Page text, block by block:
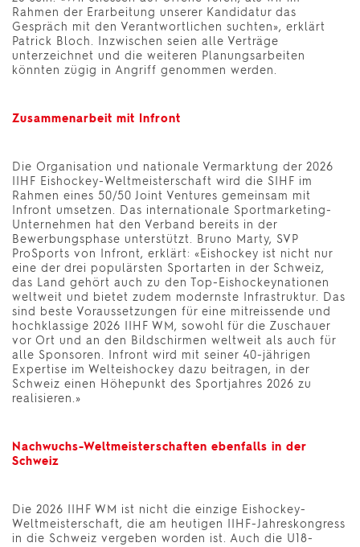
Rahmen der Erarbeitung unserer Kandidatur das
Gespräch mit den Verantwortlichen suchten», erklärt
Patrick Bloch. Inzwischen seien alle Verträge
unterzeichnet und die weiteren Planungsarbeiten
könnten zügig in Angriff genommen werden.
Zusammenarbeit mit Infront
Die Organisation und nationale Vermarktung der 2026
IIHF Eishockey-Weltmeisterschaft wird die SIHF im
Rahmen eines 50/50 Joint Ventures gemeinsam mit
Infront umsetzen. Das internationale Sportmarketing-
Unternehmen hat den Verband bereits in der
Bewerbungsphase unterstützt. Bruno Marty, SVP
ProSports von Infront, erklärt: «Eishockey ist nicht nur
eine der drei populärsten Sportarten in der Schweiz,
das Land gehört auch zu den Top-Eishockeynationen
weltweit und bietet zudem modernste Infrastruktur. Das
sind beste Voraussetzungen für eine mitreissende und
hochklassige 2026 IIHF WM, sowohl für die Zuschauer
vor Ort und an den Bildschirmen weltweit als auch für
alle Sponsoren. Infront wird mit seiner 40-jährigen
Expertise im Welteishockey dazu beitragen, in der
Schweiz einen Höhepunkt des Sportjahres 2026 zu
realisieren.»
Nachwuchs-Weltmeisterschaften ebenfalls in der
Schweiz
Die 2026 IIHF WM ist nicht die einzige Eishockey-
Weltmeisterschaft, die am heutigen IIHF-Jahreskongress
in die Schweiz vergeben worden ist. Auch die U18-